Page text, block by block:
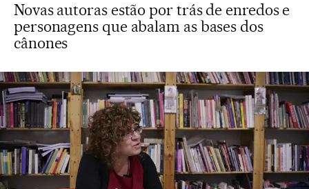
Novas autoras estão por trás de enredos e
personagens que abalam as bases dos
cânones